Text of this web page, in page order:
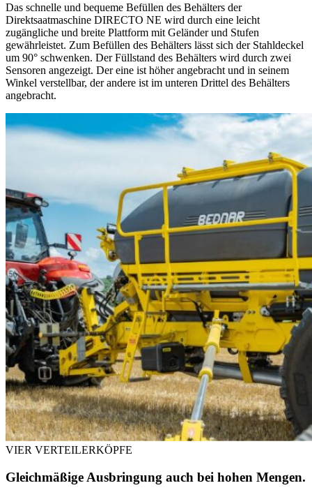
Das schnelle und bequeme Befüllen des Behälters der
Direktsaatmaschine DIRECTO NE wird durch eine leicht
zugängliche und breite Plattform mit Geländer und Stufen
gewährleistet. Zum Befüllen des Behälters lässt sich der Stahldeckel
um 90° schwenken. Der Füllstand des Behälters wird durch zwei
Sensoren angezeigt. Der eine ist höher angebracht und in seinem
Winkel verstellbar, der andere ist im unteren Drittel des Behälters
angebracht.
VIER VERTEILERKÖPFE
Gleichmäßige Ausbringung auch bei hohen Mengen.